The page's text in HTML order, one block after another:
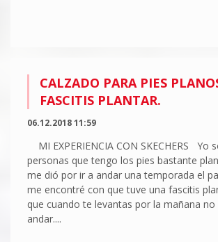
CALZADO PARA PIES
FASCITIS PLANTAR.
06.12.2018 11:59
MI EXPERIENCIA CON SKECHERS Yo
personas que tengo los pies bastante
me dió por ir a andar una temporada el
me encontré con que tuve una fascitis
que cuando te levantas por la mañana no
andar....